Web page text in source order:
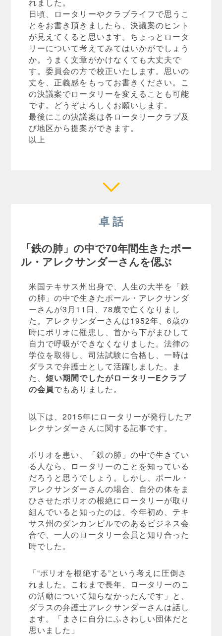
日頃、ロータリーやクラブライフで思うこ
とをお書き頂きましたら、決議案のヒント
が見えてくると思います。ちょっとロータ
リーについて考えてみてはいかがでしょう
か。うまく文章がかけなくても大丈夫で
す。委員会の方で校正いたします。思いの
丈を、正義感をもってお書きください。こ
の決議案でロータリーを変えることも可能
です。どうぞよろしくお願いします。
最後にこの決議案は各ロータリークラブ及
び地区から提案ができます。
以上
卓 話
「鉄の肺」の中で70年間生きたポー
ル・アレクサンダーさんを偲ぶ
米国テキサス州出身で、人生の大半を「鉄
の肺」の中で生きたポール・アレクサンダ
ーさんが3月11日、78歳で亡くなりまし
た。アレクサンダーさんは1952年、6歳の
時にポリオに罹患し、首から下がまひして
自力で呼吸ができなくなりました。法律の
学位を取得し、司法試験に合格し、一時は
ダラスで弁護士として活躍しました。ま
た、短い期間でしたがロータリーEクラブ
の会員でもありました。
以下は、2015年にロータリーが発行したア
レクサンダーさんに関する記事です。
ポリオを患い、「鉄の肺」の中で生きてい
る人なら、ロータリーのことを知っている
だろうと思うでしょう。しかし、ポール・
アレクサンダーさんの場合、自分の体をま
ひさせたポリオの根絶にロータリーが取り
組んでいると知ったのは、今年初め、テキ
サス州のダンカンビルでのあるビジネス会
合で、一人のロータリー会員と知り合った
時でした。
「“ポリオを根絶する”という考えに圧倒さ
れました。これまで長年、ロータリーのこ
の活動について知らなかったんです」と、
ダラスの弁護士アレクサンダーさんは話し
ます。「まさに自分にふさわしい団体だと
思いました」